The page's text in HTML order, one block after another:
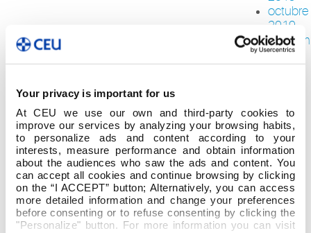
Your privacy is important for us
At CEU we use our own and third-party cookies to
improve our services by analyzing your browsing habits,
to personalize ads and content according to your
interests, measure performance and obtain information
about the audiences who saw the ads and content. You
can accept all cookies and continue browsing by clicking
on the “I ACCEPT” button; Alternatively, you can access
more detailed information and change your preferences
before consenting or to refuse consenting by clicking the
"Personalize" button. For more information you can visit
octubre
2019
2019
agosto
2019
junio
2019
mayo
2019
abril
2019
marzo
2019